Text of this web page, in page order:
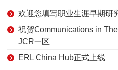
欢迎您填写职业生涯早期研
祝贺Communications in
JCR一区
ERL China Hub正式上线